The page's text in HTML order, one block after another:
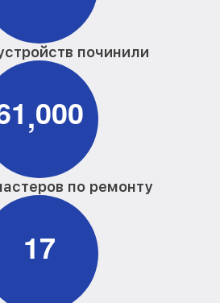
починили
1,000
по ремонту
17